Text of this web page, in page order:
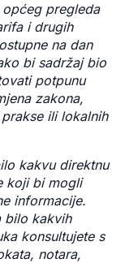
pregleda
i drugih
na dan
bi sadržaj bio
potpunu
zakona,
ili lokalnih
kakvu direktnu
koji bi mogli
informacije.
bilo kakvih
konsultujete s
notara,